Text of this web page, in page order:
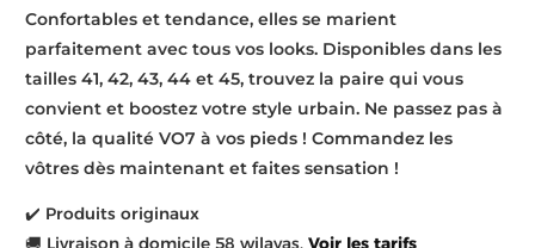
Confortables et tendance, elles se marient
parfaitement avec tous vos looks. Disponibles dans les
tailles 41, 42, 43, 44 et 45, trouvez la paire qui vous
convient et boostez votre style urbain. Ne passez pas à
côté, la qualité VO7 à vos pieds ! Commandez les
vôtres dès maintenant et faites sensation !
✔️ Produits originaux
🚚 Livraison à domicile 58 wilayas, Voir les tarifs